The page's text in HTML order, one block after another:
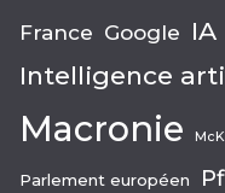
France Google IA
Intelligence
Macronie
Parlement européen